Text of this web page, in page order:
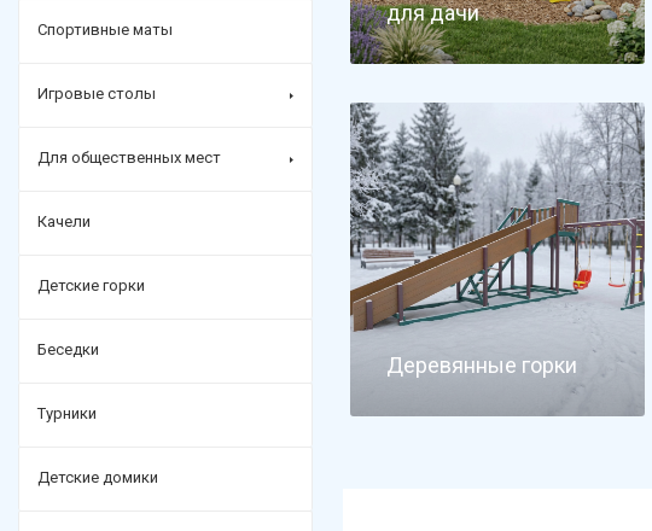
для дачи
Деревянные горки
Спортивные маты
Игровые столы
Для общественных мест
Качели
Детские горки
Беседки
Турники
Детские домики